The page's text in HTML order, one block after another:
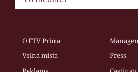
O FTV Prima
Volná místa
Press